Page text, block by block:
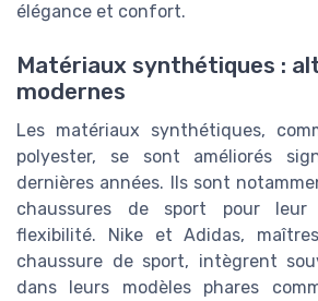
élégance et confort.
Matériaux synthétiques :
modernes
Les matériaux synthétiques,
polyester, se sont améliorés
dernières années. Ils sont
chaussures de sport pour
flexibilité. Nike et Adidas,
chaussure de sport, intègrent
dans leurs modèles phares